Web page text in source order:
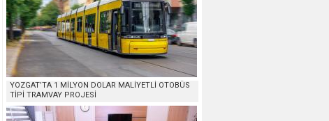
YOZGAT’TA 1 MİLYON DOLAR MALİYETLİ OTOBÜS
TİPİ TRAMVAY PROJESİ